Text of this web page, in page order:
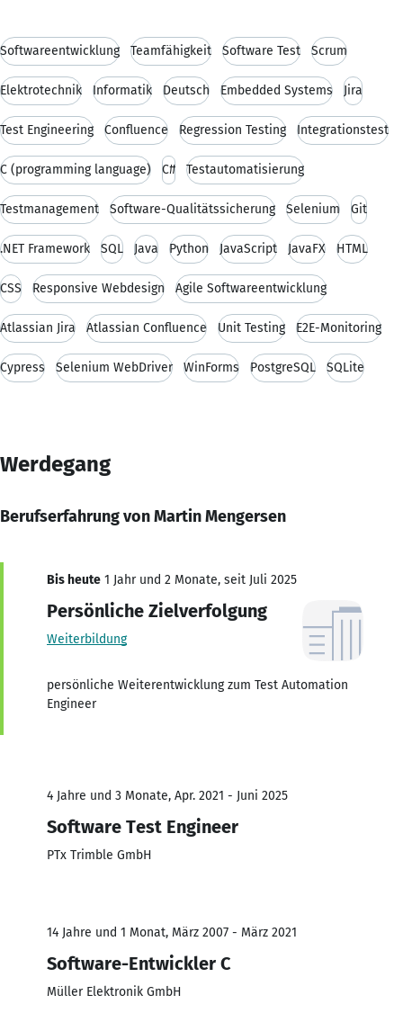
Softwareentwicklung Teamfähigkeit Software Test Scrum
Elektrotechnik Informatik Deutsch Embedded Systems Jira
Test Engineering Confluence Regression Testing Integrationstest
C (programming language) C# Testautomatisierung
Testmanagement Software-Qualitätssicherung Selenium Git
.NET Framework SQL Java Python JavaScript JavaFX HTML
CSS Responsive Webdesign Agile Softwareentwicklung
Atlassian Jira Atlassian Confluence Unit Testing E2E-Monitoring
Cypress Selenium WebDriver WinForms PostgreSQL SQLite
Werdegang
Berufserfahrung von Martin Mengersen
Bis heute 1 Jahr und 2 Monate, seit Juli 2025
Persönliche Zielverfolgung
Weiterbildung
persönliche Weiterentwicklung zum Test Automation
Engineer
4 Jahre und 3 Monate, Apr. 2021 - Juni 2025
Software Test Engineer
PTx Trimble GmbH
14 Jahre und 1 Monat, März 2007 - März 2021
Software-Entwickler C
Müller Elektronik GmbH